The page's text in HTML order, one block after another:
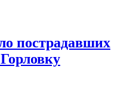
пострадавших